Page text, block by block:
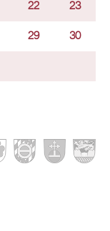
22 23
29 30